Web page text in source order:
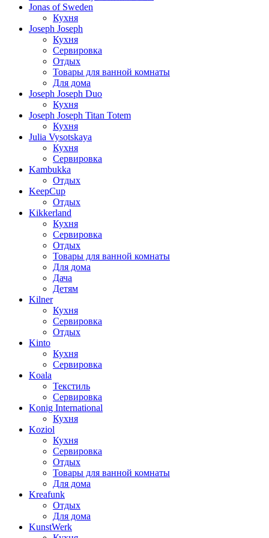
Jonas of Sweden
Кухня
Joseph Joseph
Кухня
Сервировка
Отдых
Товары для ванной комнаты
Для дома
Joseph Joseph Duo
Кухня
Joseph Joseph Titan Totem
Кухня
Julia Vysotskaya
Кухня
Сервировка
Kambukka
Отдых
KeepCup
Отдых
Kikkerland
Кухня
Сервировка
Отдых
Товары для ванной комнаты
Для дома
Дача
Детям
Kilner
Кухня
Сервировка
Отдых
Kinto
Кухня
Сервировка
Koala
Текстиль
Сервировка
Konig International
Кухня
Koziol
Кухня
Сервировка
Отдых
Товары для ванной комнаты
Для дома
Kreafunk
Отдых
Для дома
KunstWerk